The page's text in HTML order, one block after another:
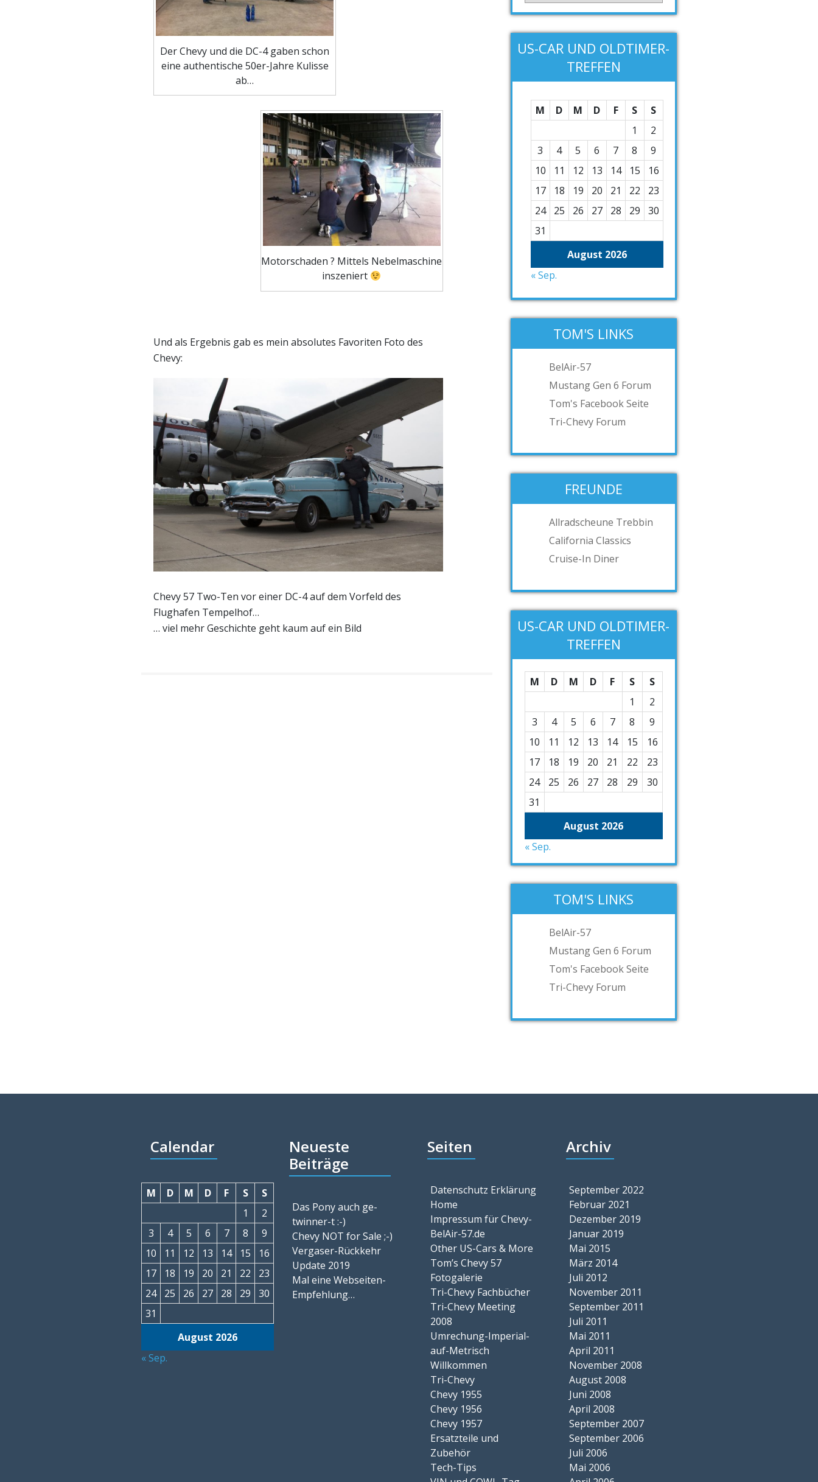
Der Chevy und die DC-4 gaben schon
eine authentische 50er-Jahre Kulisse
ab…
Motorschaden ? Mittels Nebelmaschine
inszeniert
Und als Ergebnis gab es mein absolutes Favoriten Foto des
Chevy:
Chevy 57 Two-Ten vor einer DC-4 auf dem Vorfeld des
Flughafen Tempelhof…
… viel mehr Geschichte geht kaum auf ein Bild
US-CAR UND OLDTIMER-
TREFFEN
August 2026
M D M D F S
S
1
2
3
4 5 6 7 8
9
10
11 12 13 14 15
16
17
18 19 20 21 22
23
24
25 26 27 28 29
30
31
« Sep.
TOM'S LINKS
BelAir-57
Mustang Gen 6 Forum
Tom's Facebook Seite
Tri-Chevy Forum
FREUNDE
Allradscheune Trebbin
California Classics
Cruise-In Diner
US-CAR UND OLDTIMER-
TREFFEN
August 2026
M D M D F S
S
1
2
3
4 5 6 7 8
9
10
11 12 13 14 15
16
17
18 19 20 21 22
23
24
25 26 27 28 29
30
31
« Sep.
TOM'S LINKS
BelAir-57
Mustang Gen 6 Forum
Tom's Facebook Seite
Tri-Chevy Forum
Calendar
August 2026
M D M D F S
S
1
2
3
4 5 6 7 8
9
10
11 12 13 14 15
16
17
18 19 20 21 22
23
24
25 26 27 28 29
30
31
« Sep.
Neueste
Beiträge
Das Pony auch ge-
twinner-t :-)
Chevy NOT for Sale ;-)
Vergaser-Rückkehr
Update 2019
Mal eine Webseiten-
Empfehlung…
Seiten
Datenschutz Erklärung
Home
Impressum für Chevy-
BelAir-57.de
Other US-Cars & More
Tom’s Chevy 57
Fotogalerie
Tri-Chevy Fachbücher
Tri-Chevy Meeting
2008
Umrechung-Imperial-
auf-Metrisch
Willkommen
Tri-Chevy
Chevy 1955
Chevy 1956
Chevy 1957
Ersatzteile und
Zubehör
Tech-Tips
Archiv
September 2022
Februar 2021
Dezember 2019
Januar 2019
Mai 2015
März 2014
Juli 2012
November 2011
September 2011
Juli 2011
Mai 2011
April 2011
November 2008
August 2008
Juni 2008
April 2008
September 2007
September 2006
Juli 2006
Mai 2006